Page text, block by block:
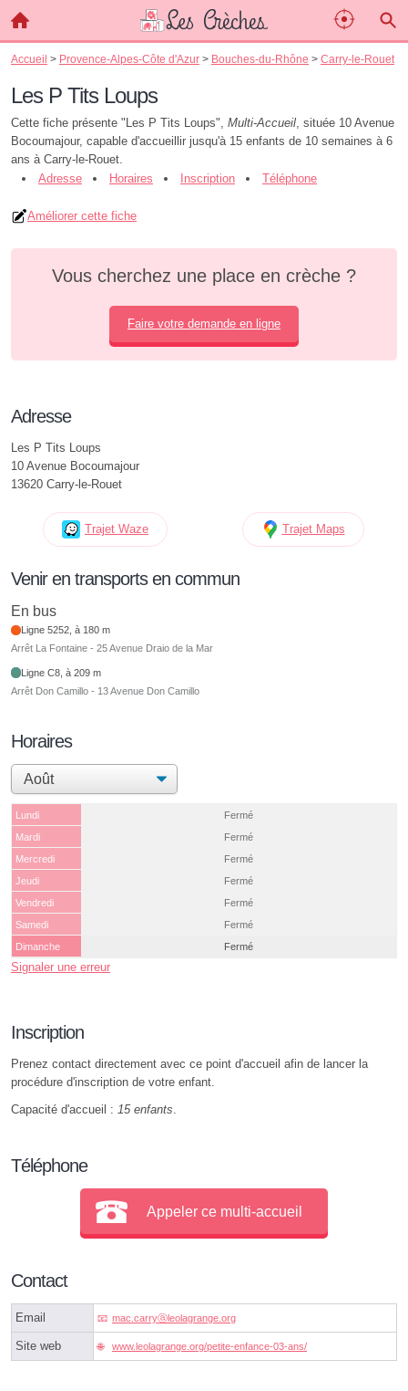
Accueil > Provence-Alpes-Côte d'Azur > Bouches-du-Rhône > Carry-le-Rouet
Les P Tits Loups
Cette fiche présente "Les P Tits Loups", Multi-Accueil, située 10 Avenue
Bocoumajour, capable d'accueillir jusqu'à 15 enfants de 10 semaines à 6
ans à Carry-le-Rouet.
Adresse
Horaires Inscription Téléphone
Améliorer cette fiche
Vous cherchez une place en crèche ?
Faire votre demande en ligne
Adresse
Les P Tits Loups
10 Avenue Bocoumajour
13620 Carry-le-Rouet
Trajet Waze Trajet Maps
Venir en transports en commun
En bus
Ligne 5252, à 180 m
Arrêt La Fontaine - 25 Avenue Draio de la Mar
Ligne C8, à 209 m
Arrêt Don Camillo - 13 Avenue Don Camillo
Horaires
Lundi
Fermé
Mardi
Fermé
Mercredi
Fermé
Jeudi
Fermé
Vendredi
Fermé
Samedi
Fermé
Dimanche
Fermé
Signaler une erreur
Inscription
Prenez contact directement avec ce point d'accueil afin de lancer la
procédure d'inscription de votre enfant.
Capacité d'accueil : 15 enfants.
Téléphone
Appeler ce multi-accueil
Contact
Email mac.carryⓐleolagrange.org
Site web www.leolagrange.org/petite-enfance-03-ans/